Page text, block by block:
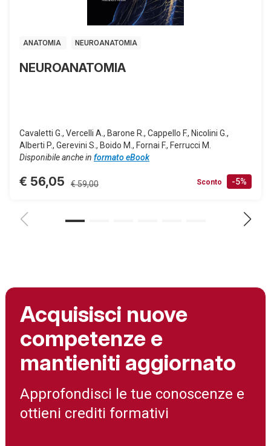
ANATOMIA NEUROANATOMIA
NEUROANATOMIA
Cavaletti G., Vercelli A., Barone R., Cappello F., Nicolini G.,
Alberti P., Gerevini S., Boido M., Fornai F., Ferrucci M.
Disponibile anche in formato eBook
€ 56,05 € 59,00 Sconto -5%
Acquisisci nuove
competenze e
mantieniti aggiornato
Approfondisci le tue conoscenze e
ottieni crediti formativi